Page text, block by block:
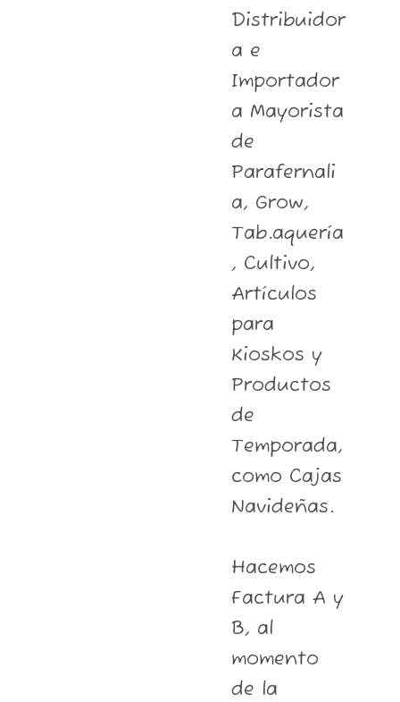
Distribuidor
a e
Importador
a Mayorista
de
Parafernali
a, Grow,
Tab.aquería
, Cultivo,
Artículos
para
Kioskos y
Productos
de
Temporada,
como Cajas
Navideñas.
Hacemos
Factura A y
B, al
momento
de la